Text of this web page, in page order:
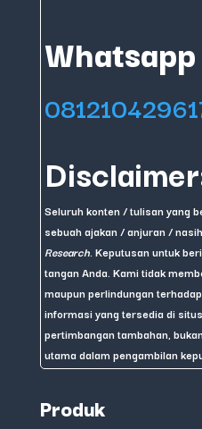
Whatsapp
Seluruh konten / tulisan yang
sebuah ajakan / anjuran /
Research . Keputusan untuk
tangan Anda. Kami tidak
maupun perlindungan
informasi yang tersedia di
pertimbangan tambahan,
utama dalam pengambilan
Produk